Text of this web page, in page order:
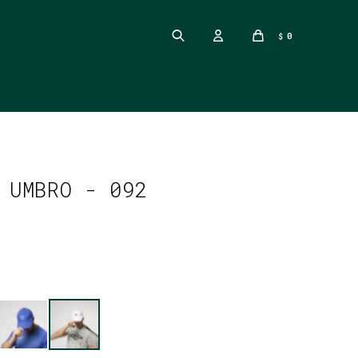
$ 0
UMBRO - 092